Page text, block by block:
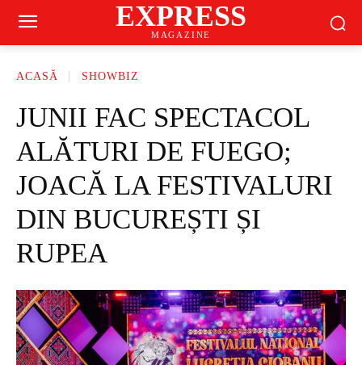
EXPRESS
MAGAZINE
ACASĂ SHOWBIZ
JUNII FAC SPECTACOL
ALĂTURI DE FUEGO;
JOACĂ LA FESTIVALURI
DIN BUCUREȘTI ȘI
RUPEA